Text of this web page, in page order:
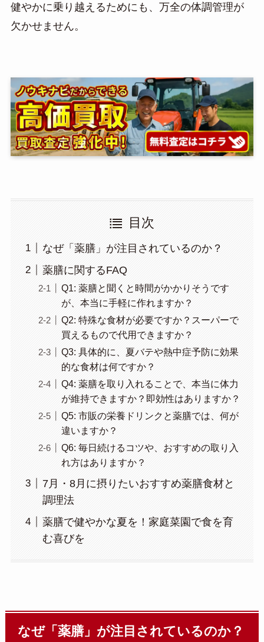
健やかに乗り越えるためにも、万全の体調管理が
欠かせません。
目次
なぜ「薬膳」が注目されているのか？
薬膳に関するFAQ
Q1: 薬膳と聞くと時間がかかりそうです
が、本当に手軽に作れますか？
Q2: 特殊な食材が必要ですか？スーパーで
買えるもので代用できますか？
Q3: 具体的に、夏バテや熱中症予防に効果
的な食材は何ですか？
Q4: 薬膳を取り入れることで、本当に体力
が維持できますか？即効性はありますか？
Q5: 市販の栄養ドリンクと薬膳では、何が
違いますか？
Q6: 毎日続けるコツや、おすすめの取り入
れ方はありますか？
7月・8月に摂りたいおすすめ薬膳食材と
調理法
薬膳で健やかな夏を！家庭菜園で食を育
む喜びを
なぜ「薬膳」が注目されているのか？